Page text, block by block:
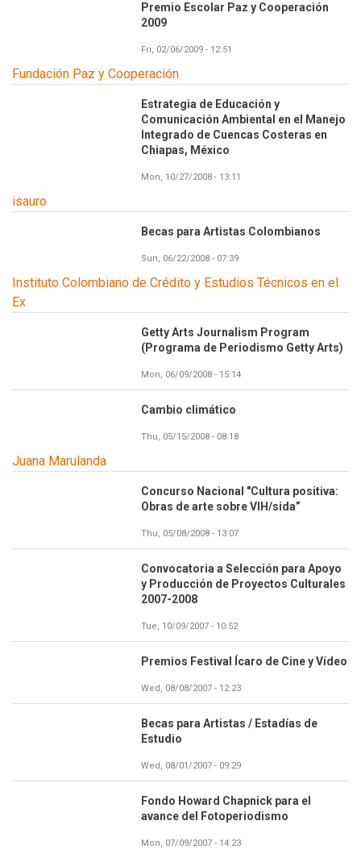
Premio Escolar Paz y Cooperación
2009
Fri, 02/06/2009 - 12:51
Fundación Paz y Cooperación
Estrategia de Educación y
Comunicación Ambiental en el Manejo
Integrado de Cuencas Costeras en
Chiapas, México
Mon, 10/27/2008 - 13:11
isauro
Becas para Artistas Colombianos
Sun, 06/22/2008 - 07:39
Instituto Colombiano de Crédito y Estudios Técnicos en el
Ex
Getty Arts Journalism Program
(Programa de Periodismo Getty Arts)
Mon, 06/09/2008 - 15:14
Cambio climático
Thu, 05/15/2008 - 08:18
Juana Marulanda
Concurso Nacional "Cultura positiva:
Obras de arte sobre VIH/sida”
Thu, 05/08/2008 - 13:07
Convocatoria a Selección para Apoyo
y Producción de Proyectos Culturales
2007-2008
Tue, 10/09/2007 - 10:52
Premios Festival Ícaro de Cine y Vídeo
Wed, 08/08/2007 - 12:23
Becas para Artistas / Estadías de
Estudio
Wed, 08/01/2007 - 09:29
Fondo Howard Chapnick para el
avance del Fotoperiodismo
Mon, 07/09/2007 - 14:23